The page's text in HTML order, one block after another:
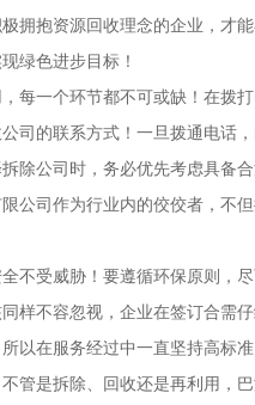
拥抱资源回收理念的企业，才
绿色进步目标！
每一个环节都不可或缺！在拨
司的联系方式！一旦拨通电话
除公司时，务必优先考虑具备
公司作为行业内的佼佼者，不
不受威胁！要遵循环保原则，尽
样不容忽视，企业在签订合需
以在服务经过中一直坚持高标
管是拆除、回收还是再利用，